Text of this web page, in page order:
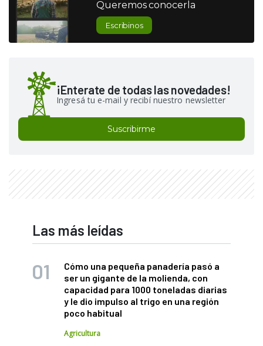
Queremos conocerla
Escribinos
¡Enterate de todas las novedades!
Ingresá tu e-mail y recibí nuestro newsletter
Suscribirme
Las más leídas
Cómo una pequeña panadería pasó a
ser un gigante de la molienda, con
capacidad para 1000 toneladas diarias
y le dio impulso al trigo en una región
poco habitual
Agricultura